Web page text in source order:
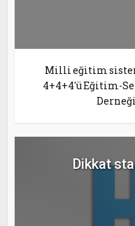
Milli eğitim
4+4+4'ü Eğitim-
Dikkat